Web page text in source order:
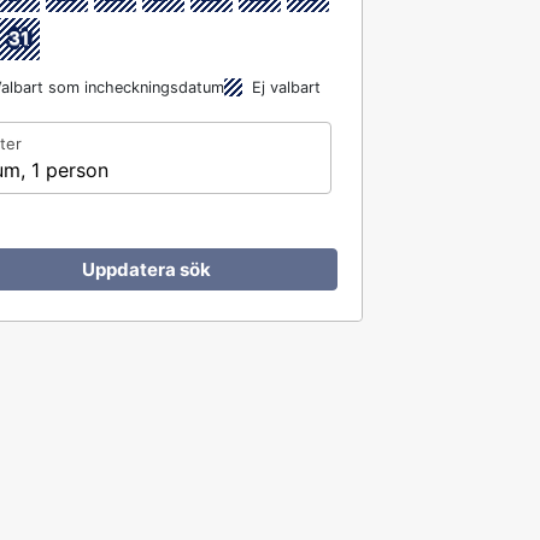
31
som incheckningsdatum Ej valbart
1 person
Uppdatera sök